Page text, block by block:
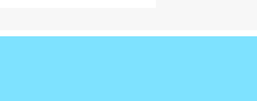
Model Falls twice - News anchors can't